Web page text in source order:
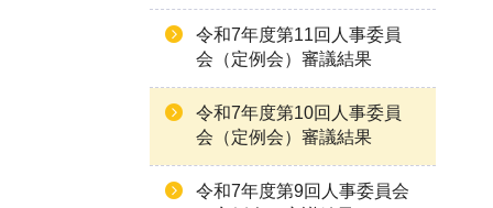
令和7年度第11回人事委員
会（定例会）審議結果
令和7年度第10回人事委員
会（定例会）審議結果
令和7年度第9回人事委員会